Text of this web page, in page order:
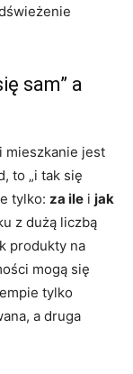
sam” a
mieszkanie jest
to „i tak się
tylko: za ile i jak
z dużą liczbą
produkty na
mogą się
tylko
a druga